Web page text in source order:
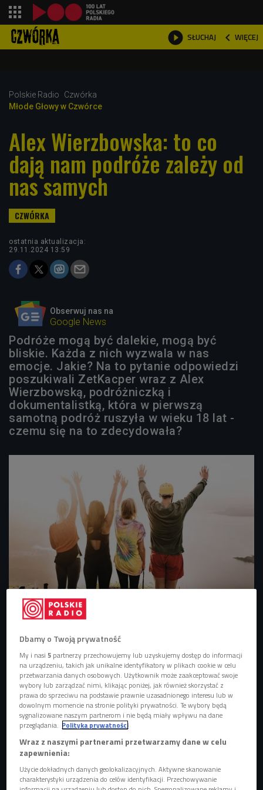
 SŁUCHAJ  WIĘCEJ

Polskie Radio
Czwórka
Młode Głowy w Czwórce
Alex Wierzbowska: to co
dają nam podróże zależy od
nas samych
ostatnia aktualizacja:
29.11.2024 13:59
Obserwuj nas na
Google News
Podróże mogą być dalekie, mogą być
bliskie. Każda z nich wyzwala w nas
emocje. Jakie? Na to pytanie odpowiedzi
poszukiwali ZetKacper wraz z Alex
Wierzbowską, podróżniczką i
dokumentalistką, która w pierwszą
samotną podróż ruszyła w wieku 18 lat -
czemu się na to zdecydowała?
Podróże to nie tylko poznawanie świata, ale też samych siebie.
Shutterstock/CCISUL
Podróże to odkrywanie świata, ale i towarzyszące im
dokumentalistka i fotografka, w swoich wyprawach szuka
siły, zrozumienia, wolności i historii.
POSŁUCHAJ
53:23
towarzyszących opowiada Alex Wierzbowska (Młode
Głowy w Czwórce/Czwórka)
Dbamy o Twoją prywatność
My i nasi5 partnerzy przechowujemy lub uzyskujemy dostęp do informacji
na urządzeniu, takich jak unikalne identyfikatory w plikach cookie w celu
przetwarzania danych osobowych. Użytkownik może zaakceptować swoje
wybory lub zarządzać nimi, klikając poniżej, jak również skorzystać z
prawa do sprzeciwu na podstawie prawnie uzasadnionego interesu lub w
dowolnym momencie na stronie polityki prywatności. Te wybory będą
sygnalizowane naszym partnerom i nie będą miały wpływu na dane
przeglądania. Polityka prywatności
Wraz z naszymi partnerami przetwarzamy dane w celu
zapewnienia:
Użycie dokładnych danych geolokalizacyjnych. Aktywne skanowanie
charakterystyki urządzenia do celów identyfikacji. Przechowywanie